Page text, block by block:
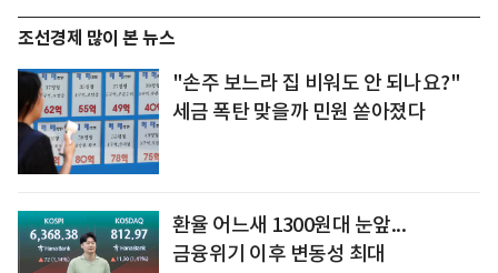
조선경제 많이 본 뉴스
"손주 보느라 집 비워도 안 되나요?"
세금 폭탄 맞을까 민원 쏟아졌다
환율 어느새 1300원대 눈앞...
금융위기 이후 변동성 최대